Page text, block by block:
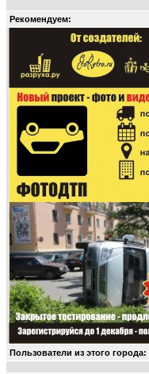
Рекомендуем:
Пользователи из этого города: